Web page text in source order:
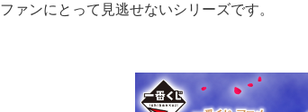
ファンにとって見逃せないシリーズです。